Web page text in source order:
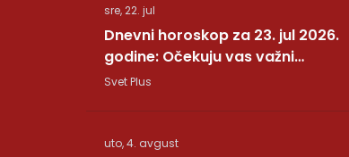
sre, 22. jul
Dnevni horoskop za 23. jul 2026.
godine: Očekuju vas važni
preokreti!
Svet Plus
uto, 4. avgust